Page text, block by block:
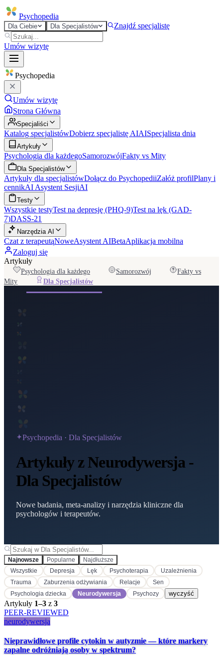
Psychopedia
Dla Ciebie Dla Specjalistów Znajdź specjalistę
Umów wizytę
Psychopedia
Umów wizytę
Strona Główna
Specjaliści
Katalog specjalistówDobierz specjalistę AIAISpecjalista dnia
Artykuły
Psychologia dla każdegoSamorozwójFakty vs Mity
Dla Specjalistów
Artykuły dla specjalistówDołącz do PsychopediiZałóż profilPlany i
cennikAI Asystent SesjiAI
Testy
Wszystkie testyTest na depresję (PHQ-9)Test na lęk (GAD-
7)DASS-21
Narzędzia AI
Czat z terapeutąNoweAsystent AIBetaAplikacja mobilna
Zaloguj się
Artykuły
Psychologia dla każdego Samorozwój
Fakty vs
Mity
Dla Specjalistów
Psychopedia · Dla Specjalistów
Artykuły z Neurodywersja -
Dla Specjalistów
Nowe badania, meta-analizy i narzędzia kliniczne dla
psychologów i terapeutów.
Najnowsze Popularne
Najdłuższe
Wszystkie
Depresja Lęk Psychoterapia
Uzależnienia
Trauma
Zaburzenia odżywiania Relacje
Sen
Psychologia dziecka
Neurodywersja Psychozy wyczyść
Artykuły 1–3 z 3
PEER-REVIEWED
neurodywersja
Nieprawidłowe profile cytokin w autyzmie — które markery
zapalne odróżniają osoby w spektrum?